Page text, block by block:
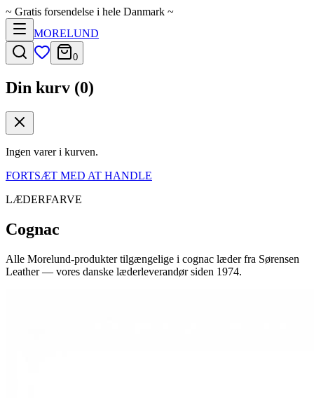
~ Gratis forsendelse i hele Danmark ~
MORELUND
0
Din kurv (0)
Ingen varer i kurven.
FORTSÆT MED AT HANDLE
LÆDERFARVE
Cognac
Alle Morelund-produkter tilgængelige i cognac læder fra Sørensen
Leather — vores danske læderleverandør siden 1974.